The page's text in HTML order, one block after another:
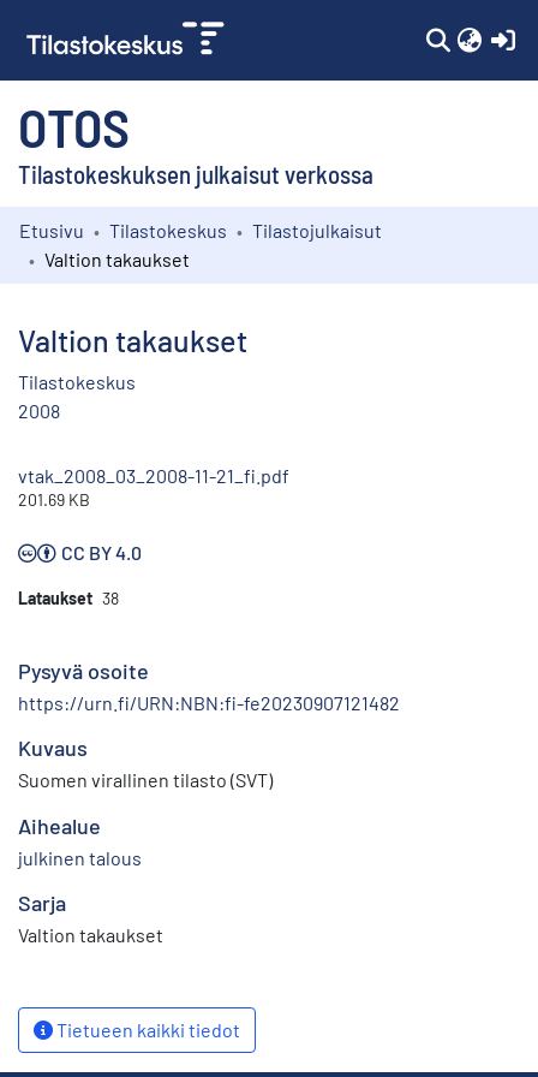
OTOS
Tilastokeskuksen julkaisut verkossa
Kokoelmat
Etusivu Tilastokeskus
Tilastojulkaisut
Valtion takaukset
Valtion takaukset
Tilastokeskus
2008
vtak_2008_03_2008-11-21_fi.pdf
201.69 KB
CC BY 4.0
Lataukset 38
Pysyvä osoite
https://urn.fi/URN:NBN:fi-fe20230907121482
Kuvaus
Suomen virallinen tilasto (SVT)
Aihealue
julkinen talous
Sarja
Valtion takaukset
Tietueen kaikki tiedot